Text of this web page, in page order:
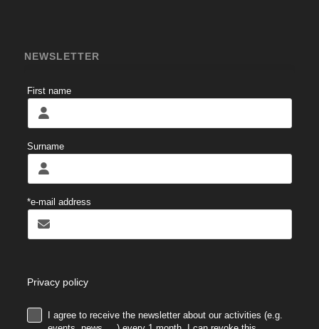
NEWSLETTER
First name
Surname
*e-mail address
Privacy policy
I agree to receive the newsletter about our activities (e.g.